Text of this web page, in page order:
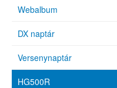
Webalbum
DX naptár
Versenynaptár
HG500R